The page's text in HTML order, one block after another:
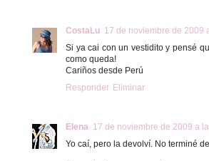
CostaLu 17 de noviembre de 2009
Si ya cai con un vestidito y pensé
como queda!
Cariños desde Perú
Responder Eliminar
Elena 17 de noviembre de 2009 a
Yo caí, pero la devolví. No terminé